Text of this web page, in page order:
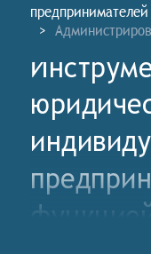
предпринимателей
>